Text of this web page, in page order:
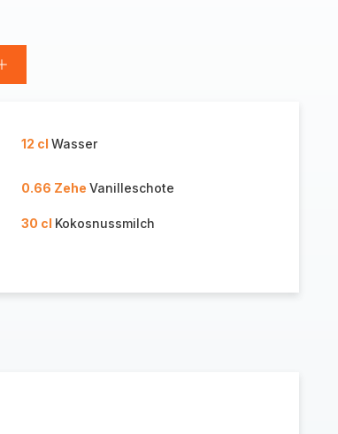
Personen
12 cl Wasser
0.66 Zehe Vanilleschote
30 cl Kokosnussmilch